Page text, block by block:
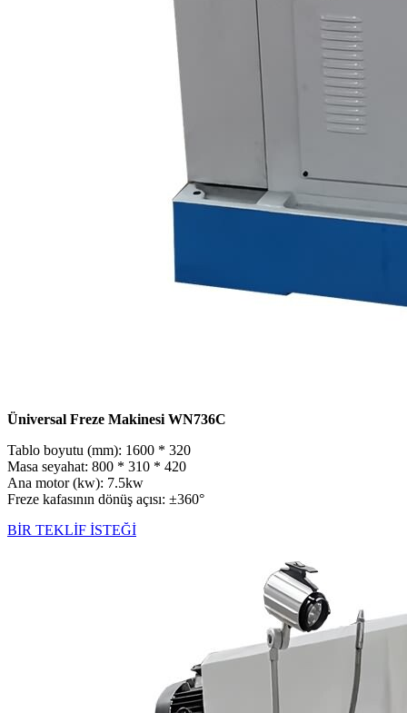
Üniversal Freze Makinesi WN736C
Tablo boyutu (mm): 1600 * 320
Masa seyahat: 800 * 310 * 420
Ana motor (kw): 7.5kw
Freze kafasının dönüş açısı: ±360°
BİR TEKLİF İSTEĞİ